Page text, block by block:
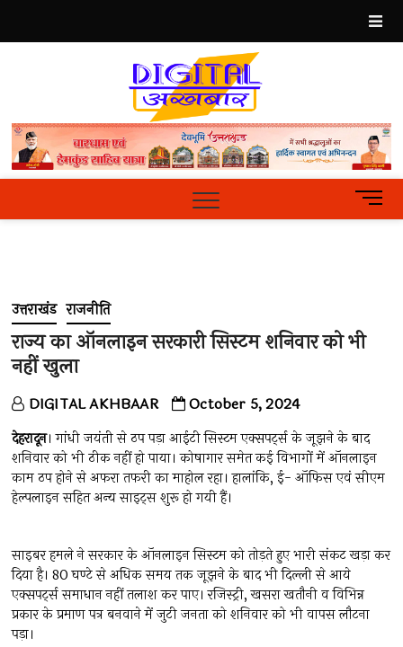
content
Hindi
News
PortalM
e
t
o
उत्तराखंड राजनीति
राज्य का ऑनलाइन सरकारी सिस्टम शनिवार को भी
नहीं खुला
DIGITAL AKHBAAR October 5, 2024
देहरादून। गांधी जयंती से ठप पड़ा आईटी सिस्टम एक्सपर्ट्स के जूझने के बाद
शनिवार को भी ठीक नहीं हो पाया। कोषागार समेत कई विभागों में ऑनलाइन
काम ठप होने से अफरा तफरी का माहोल रहा। हालांकि, ई- ऑफिस एवं सीएम
हेल्पलाइन सहित अन्य साइट्स शुरू हो गयी हैं।
साइबर हमले ने सरकार के ऑनलाइन सिस्टम को तोड़ते हुए भारी संकट खड़ा कर
दिया है। 80 घण्टे से अधिक समय तक जूझने के बाद भी दिल्ली से आये
एक्सपर्ट्स समाधान नहीं तलाश कर पाए। रजिस्ट्री, खसरा खतौनी व विभिन्न
प्रकार के प्रमाण पत्र बनवाने में जुटी जनता को शनिवार को भी वापस लौटना
पड़ा।